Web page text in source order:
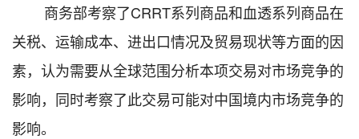
商务部考察了CRRT系列商品和血透系列商品在
关税、运输成本、进出口情况及贸易现状等方面的因
素，认为需要从全球范围分析本项交易对市场竞争的
影响，同时考察了此交易可能对中国境内市场竞争的
影响。